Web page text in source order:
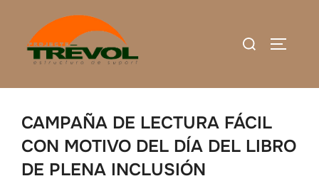
contenido
Buscar:
CAMPAÑA DE LECTURA FÁCIL
CON MOTIVO DEL DÍA DEL LIBRO
DE PLENA INCLUSIÓN